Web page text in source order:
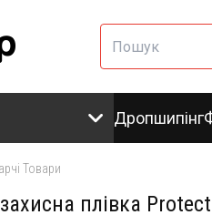
Дропшипінг
Товари
плівка